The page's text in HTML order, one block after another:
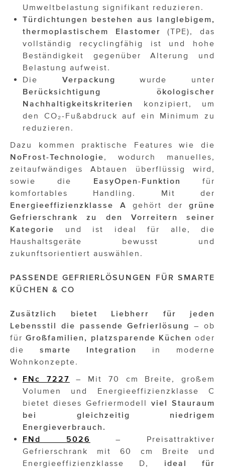
Umweltbelastung signifikant reduzieren.
Türdichtungen bestehen aus langlebigem,
thermoplastischem Elastomer (TPE), das
vollständig recyclingfähig ist und hohe
Beständigkeit gegenüber Alterung und
Belastung aufweist.
Die
Verpackung wurde unter
Berücksichtigung ökologischer
Nachhaltigkeitskriterien konzipiert, um
den CO₂-Fußabdruck auf ein Minimum zu
reduzieren.
Dazu kommen praktische Features wie die
NoFrost-Technologie, wodurch manuelles,
zeitaufwändiges Abtauen überflüssig wird,
sowie die EasyOpen-Funktion
für
komfortables Handling. Mit der
Energieeffizienzklasse A gehört der grüne
Gefrierschrank zu den Vorreitern seiner
Kategorie und ist ideal für alle, die
Haushaltsgeräte bewusst und
zukunftsorientiert auswählen.
PASSENDE GEFRIERLÖSUNGEN FÜR SMARTE
KÜCHEN & CO
Zusätzlich bietet Liebherr für jeden
Lebensstil die passende Gefrierlösung– ob
fürGroßfamilien, platzsparende Küchen oder
die smarte Integration
in moderne
Wohnkonzepte.
FNc 7227 – Mit 70 cm Breite, großem
Volumen und Energieeffizienzklasse C
bietet dieses Gefriermodell viel Stauraum
bei gleichzeitig niedrigem
Energieverbrauch.
FNd 5026
– Preisattraktiver
Gefrierschrank mit 60 cm Breite und
Energieeffizienzklasse D, ideal für